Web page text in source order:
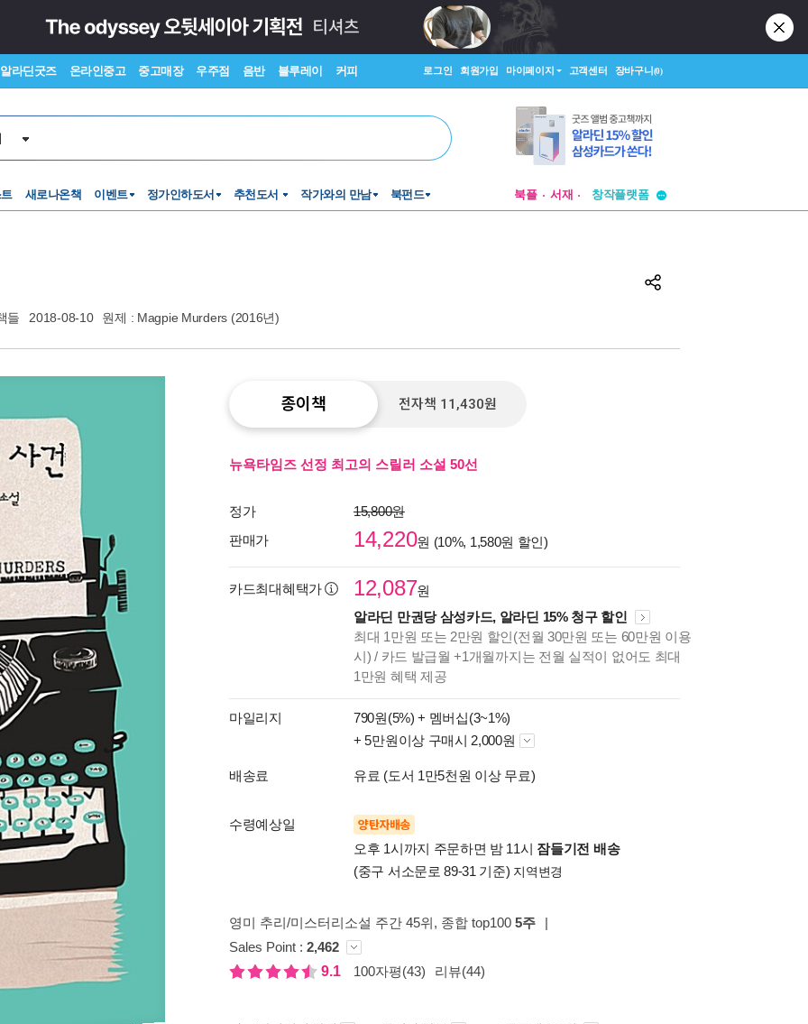
알라딘굿즈 온라인중고 중고매장 우주점 음반 블루레이 커피 로그인 회원가입 마이페이지 고객센터 장바구니(0)
새로나온책 이벤트 정가인하도서 추천도서 작가와의 만남 북펀드 북플 서재
창작플랫폼
들 2018-08-10 원제 : Magpie Murders (2016년)
종이책 전자책 11,430원
뉴욕타임즈 선정 최고의 스릴러 소설 50선
정가
15,800원
판매가
14,220원 (10%, 1,580원 할인)
카드최대혜택가 12,087원
알라딘 만권당 삼성카드, 알라딘 15% 청구 할인
최대 1만원 또는 2만원 할인(전월 30만원 또는 60만원 이용
시) / 카드 발급월 +1개월까지는 전월 실적이 없어도 최대
1만원 혜택 제공
마일리지 790원(5%) + 멤버십(3~1%)
+ 5만원이상 구매시 2,000원
배송료 유료 (도서 1만5천원 이상 무료)
수령예상일 양탄자배송
오후 1시까지 주문하면 밤 11시 잠들기전 배송
(중구 서소문로 89-31 기준) 지역변경
영미 추리/미스터리소설 주간 45위, 종합 top100 5주
|
Sales Point : 2,462
9.1
100자평(43) 리뷰(44)